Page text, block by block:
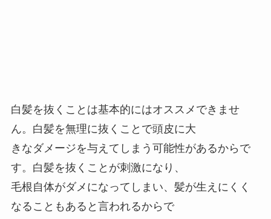
白髪を抜くことは基本的にはオススメできませ
ん。白髪を無理に抜くことで頭皮に大
きなダメージを与えてしまう可能性があるからで
す。白髪を抜くことが刺激になり、
毛根自体がダメになってしまい、髪が生えにくく
なることもあると言われるからで